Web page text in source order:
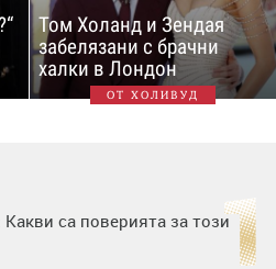
Том Холанд и Зендая
забелязани с брачни
халки в Лондон
ОТ ХОЛИВУД
са поверията за този